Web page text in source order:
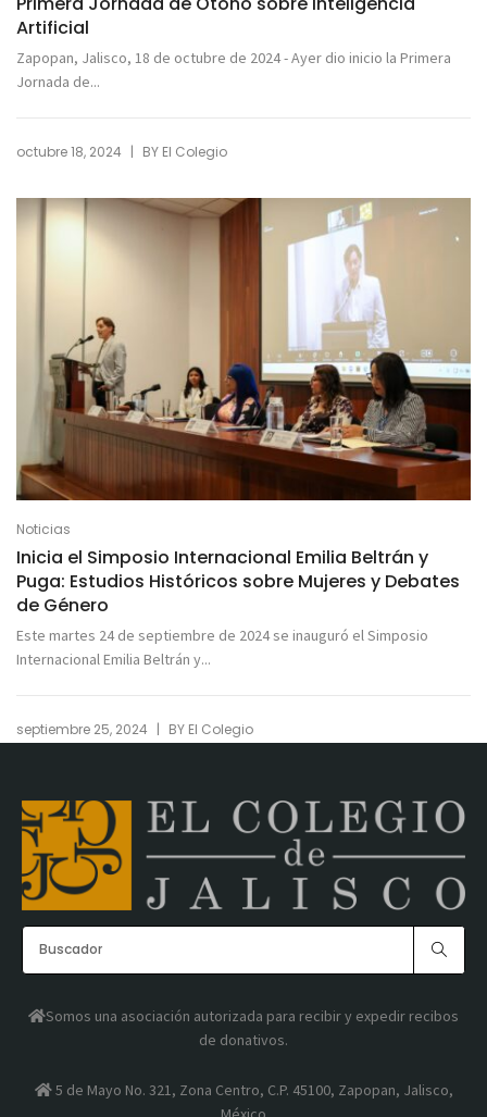
Artificial
Zapopan, Jalisco, 18 de octubre de 2024 - Ayer dio inicio la Primera
Jornada de...
octubre 18, 2024 | BY El Colegio
Noticias
Inicia el Simposio Internacional Emilia Beltrán y
Puga: Estudios Históricos sobre Mujeres y Debates
de Género
Este martes 24 de septiembre de 2024 se inauguró el Simposio
Internacional Emilia Beltrán y...
septiembre 25, 2024 | BY El Colegio
Somos una asociación autorizada para recibir y expedir recibos
de donativos.
5 de Mayo No. 321, Zona Centro, C.P. 45100, Zapopan, Jalisco,